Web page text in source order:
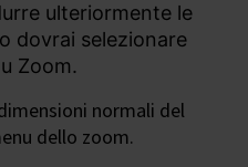
ulteriormente le
dovrai selezionare
Zoom.
normali del
dello zoom.